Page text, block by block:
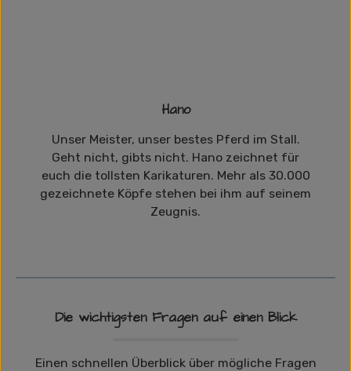
Hano
Unser Meister, unser bestes Pferd im Stall.
Geht nicht, gibts nicht. Hano zeichnet für
euch die tollsten Karikaturen. Mehr als 30.000
gezeichnete Köpfe stehen bei ihm auf seinem
Zeugnis.
Die wichtigsten Fragen auf einen Blick
Einen schnellen Überblick über mögliche Fragen